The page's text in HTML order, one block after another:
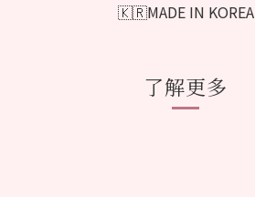
🇰🇷MADE IN KOREA
了解更多